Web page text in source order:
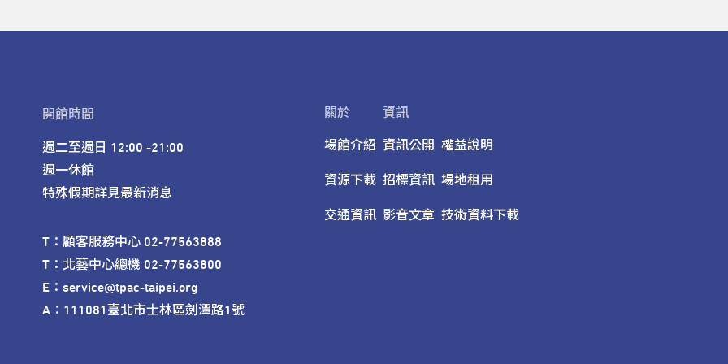
開館時間
週二至週日 12:00 -21:00
週一休館
特殊假期詳見最新消息
T：顧客服務中心 02-77563888
T：北藝中心總機 02-77563800
E：service@tpac-taipei.org
A：111081臺北市士林區劍潭路1號
關於
場館介紹
資源下載
交通資訊
資訊
資訊公開
招標資訊
影音文章
權益說明
場地租用
技術資料下載